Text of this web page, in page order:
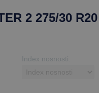
2 275/30 R20
Index nosnosti: